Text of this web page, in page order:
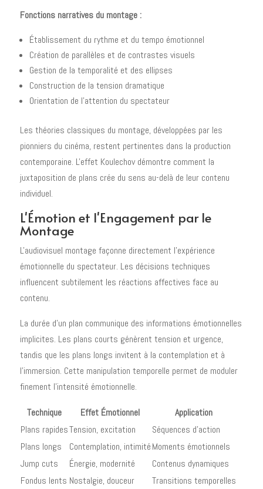
Fonctions narratives du montage :
Établissement du rythme et du tempo émotionnel
Création de parallèles et de contrastes visuels
Gestion de la temporalité et des ellipses
Construction de la tension dramatique
Orientation de l'attention du spectateur
Les théories classiques du montage, développées par les
pionniers du cinéma, restent pertinentes dans la production
contemporaine. L'effet Koulechov démontre comment la
juxtaposition de plans crée du sens au-delà de leur contenu
individuel.
L'Émotion et l'Engagement par le
Montage
L'audiovisuel montage façonne directement l'expérience
émotionnelle du spectateur. Les décisions techniques
influencent subtilement les réactions affectives face au
contenu.
La durée d'un plan communique des informations émotionnelles
implicites. Les plans courts génèrent tension et urgence,
tandis que les plans longs invitent à la contemplation et à
l'immersion. Cette manipulation temporelle permet de moduler
finement l'intensité émotionnelle.
Technique Effet Émotionnel
Application
Plans rapidesTension, excitation
Séquences d'action
Plans longs
Contemplation, intimitéMoments émotionnels
Jump cuts
Énergie, modernité
Contenus dynamiques
Fondus lents Nostalgie, douceur
Transitions temporelles